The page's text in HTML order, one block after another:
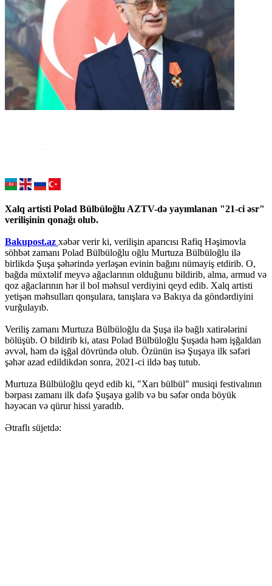
Xalq artisti Polad Bülbüloğlu AZTV-də yayımlanan "21-ci əsr"
verilişinin qonağı olub.
Bakupost.az xəbər verir ki, verilişin aparıcısı Rafiq Həşimovla
söhbət zamanı Polad Bülbüloğlu oğlu Murtuza Bülbüloğlu ilə
birlikdə Şuşa şəhərində yerləşən evinin bağını nümayiş etdirib. O,
bağda müxtəlif meyvə ağaclarının olduğunu bildirib, alma, armud və
qoz ağaclarının hər il bol məhsul verdiyini qeyd edib. Xalq artisti
yetişən məhsulları qonşulara, tanışlara və Bakıya da göndərdiyini
vurğulayıb.
Veriliş zamanı Murtuza Bülbüloğlu da Şuşa ilə bağlı xatirələrini
bölüşüb. O bildirib ki, atası Polad Bülbüloğlu Şuşada həm işğaldan
əvvəl, həm də işğal dövründə olub. Özünün isə Şuşaya ilk səfəri
şəhər azad edildikdən sonra, 2021-ci ildə baş tutub.
Murtuza Bülbüloğlu qeyd edib ki, "Xarı bülbül" musiqi festivalının
bərpası zamanı ilk dəfə Şuşaya gəlib və bu səfər onda böyük
həyəcan və qürur hissi yaradıb.
Ətraflı süjetdə: